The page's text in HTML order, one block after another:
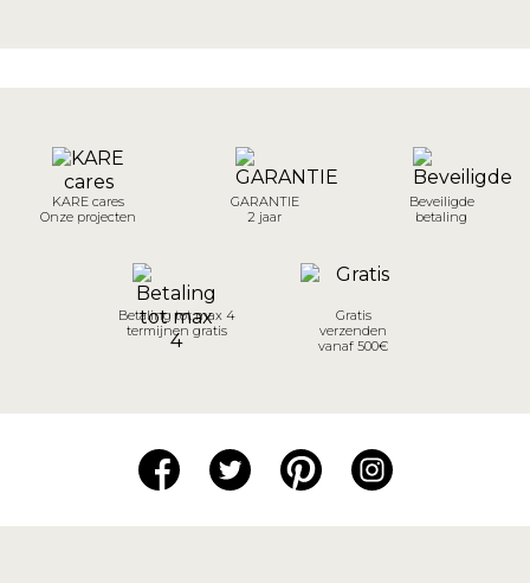
KARE cares
Onze projecten
GARANTIE
2 jaar
Beveiligde
betaling
Betaling tot max 4
termijnen gratis
Gratis
verzenden
vanaf 500€